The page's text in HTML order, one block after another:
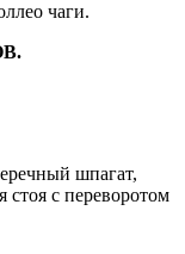
чаги.
шпагат,
с переворотом